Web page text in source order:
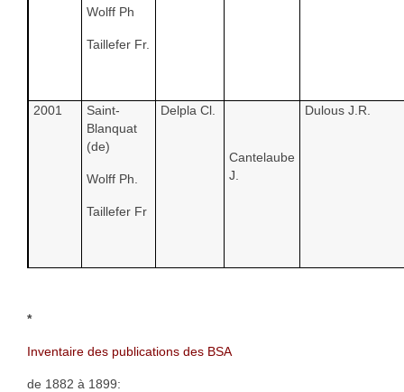
Wolff Ph
Taillefer Fr.
2001
Saint-
Blanquat
(de)
Wolff Ph.
Taillefer Fr
Delpla Cl.
Cantelaube
J.
Dulous J.R.
*
Inventaire des publications des BSA
de 1882 à 1899: